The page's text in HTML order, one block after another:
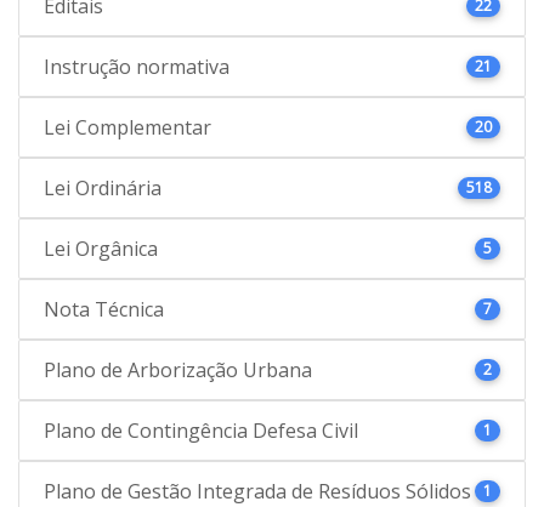
Editais 22
Instrução normativa 21
Lei Complementar 20
Lei Ordinária 518
Lei Orgânica 5
Nota Técnica 7
Plano de Arborização Urbana 2
Plano de Contingência Defesa Civil 1
Plano de Gestão Integrada de Resíduos Sólidos 1